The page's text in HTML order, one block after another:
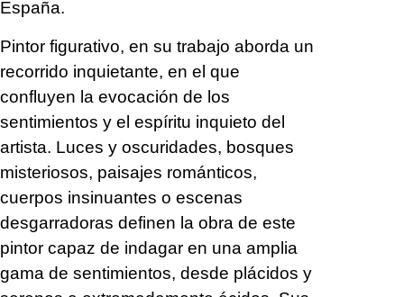
España.
Pintor figurativo, en su trabajo aborda un
recorrido inquietante, en el que
confluyen la evocación de los
sentimientos y el espíritu inquieto del
artista. Luces y oscuridades, bosques
misteriosos, paisajes románticos,
cuerpos insinuantes o escenas
desgarradoras definen la obra de este
pintor capaz de indagar en una amplia
gama de sentimientos, desde plácidos y